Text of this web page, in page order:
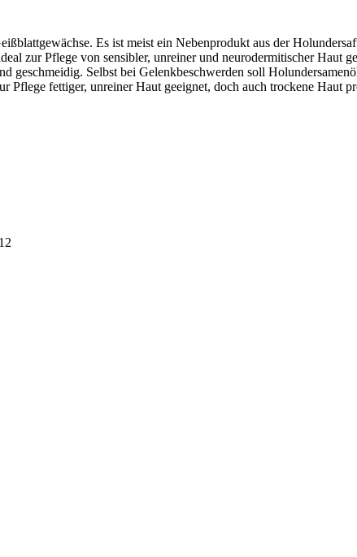
Es ist meist ein Nebenprodukt aus der
zur Pflege von sensibler, unreiner und neurodermitischer Haut
Selbst bei Gelenkbeschwerden soll
fettiger, unreiner Haut geeignet, doch auch trockene Haut